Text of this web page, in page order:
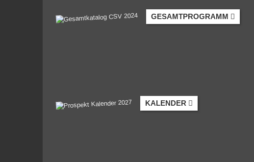
GESAMTPROGRAMM
KALENDER